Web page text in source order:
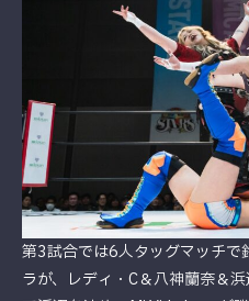
第3試合では6人タッグマッチで
ラが、レディ・C＆八神蘭奈＆